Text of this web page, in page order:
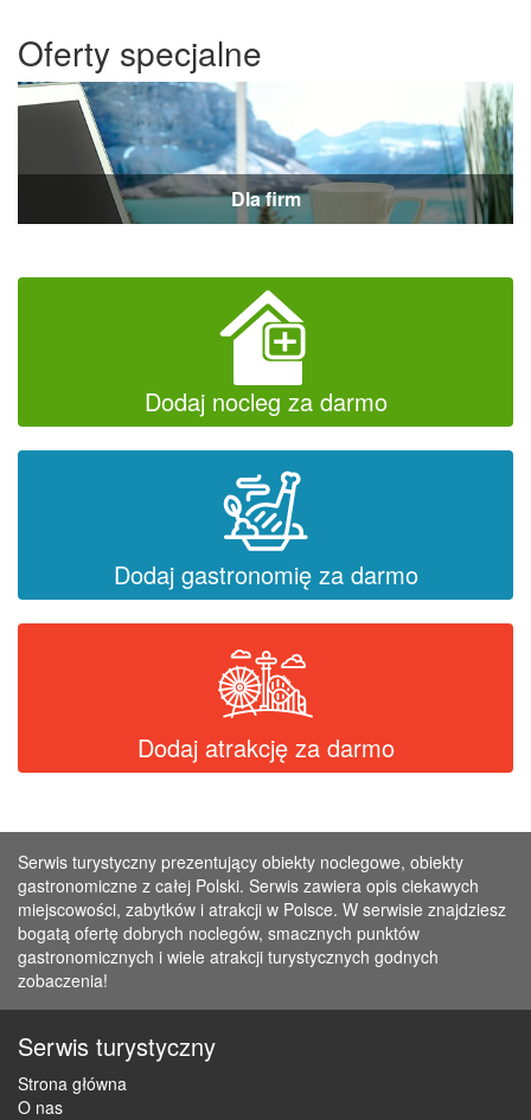
Oferty specjalne
Dla firm
Dodaj nocleg za darmo
Dodaj gastronomię za darmo
Dodaj atrakcję za darmo
Serwis turystyczny prezentujący obiekty noclegowe, obiekty
gastronomiczne z całej Polski. Serwis zawiera opis ciekawych
miejscowości, zabytków i atrakcji w Polsce. W serwisie znajdziesz
bogatą ofertę dobrych noclegów, smacznych punktów
gastronomicznych i wiele atrakcji turystycznych godnych
zobaczenia!
Serwis turystyczny
Strona główna
O nas